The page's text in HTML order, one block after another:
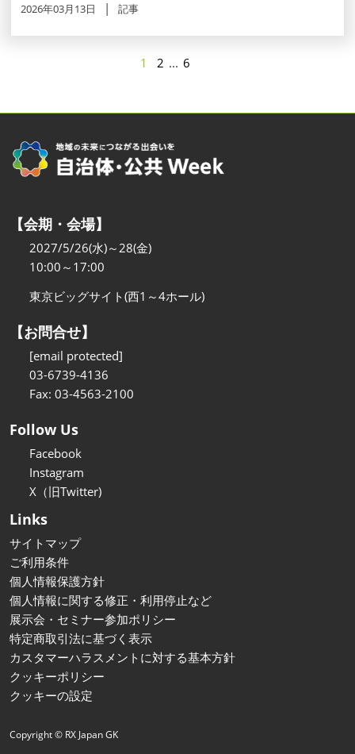
2026年03月13日 記事
1 2 ... 6
【会期・会場】
2027/5/26(水)～28(金)
10:00～17:00
東京ビッグサイト(西1～4ホール)
【お問合せ】
[email protected]
03-6739-4136
Fax: 03-4563-2100
Follow Us
Facebook
Instagram
X（旧Twitter)
Links
サイトマップ
ご利用条件
個人情報保護方針
個人情報に関する修正・利用停止など
展示会・セミナー参加ポリシー
特定商取引法に基づく表示
カスタマーハラスメントに対する基本方針
クッキーポリシー
クッキーの設定
Copyright © RX Japan GK